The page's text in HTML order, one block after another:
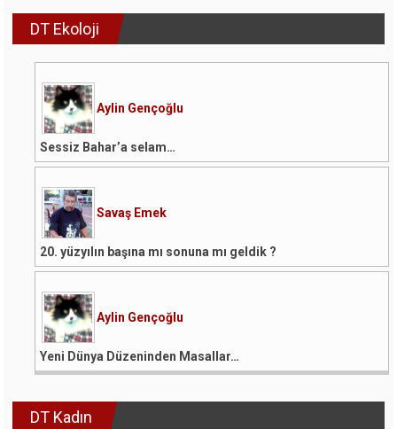
DT Ekoloji
Aylin Gençoğlu
Sessiz Bahar’a selam…
Savaş Emek
20. yüzyılın başına mı sonuna mı geldik ?
Aylin Gençoğlu
Yeni Dünya Düzeninden Masallar…
DT Kadın